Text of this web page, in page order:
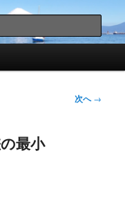
索
次へ→
最小